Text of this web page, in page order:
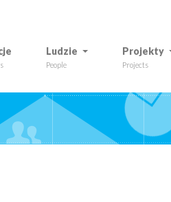
Ludzie
People
Projekty
Projects